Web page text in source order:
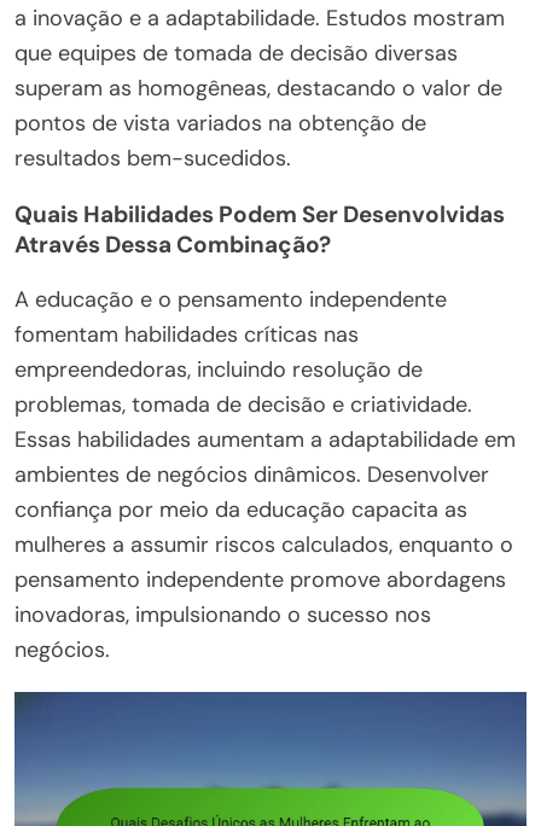
a inovação e a adaptabilidade. Estudos mostram
que equipes de tomada de decisão diversas
superam as homogêneas, destacando o valor de
pontos de vista variados na obtenção de
resultados bem-sucedidos.
Quais Habilidades Podem Ser Desenvolvidas
Através Dessa Combinação?
A educação e o pensamento independente
fomentam habilidades críticas nas
empreendedoras, incluindo resolução de
problemas, tomada de decisão e criatividade.
Essas habilidades aumentam a adaptabilidade em
ambientes de negócios dinâmicos. Desenvolver
confiança por meio da educação capacita as
mulheres a assumir riscos calculados, enquanto o
pensamento independente promove abordagens
inovadoras, impulsionando o sucesso nos
negócios.